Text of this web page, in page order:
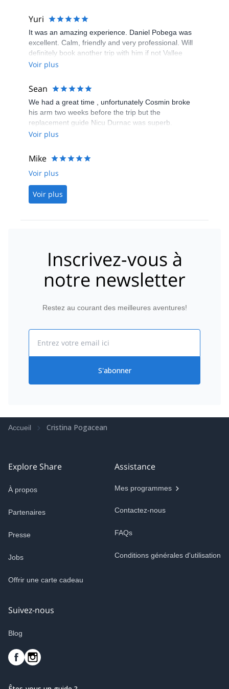
Yuri
It was an amazing experience. Daniel Pobega was
excellent. Calm, friendly and very professional. Will
definitely book another trip with him if not Vallee
Blanche but other future activities.
Voir plus
Sean
We had a great time , unfortunately Cosmin broke
his arm two weeks before the trip but the
replacement guide Nicu Durnac was superb.
Voir plus
Mike
Voir plus
Voir plus
Inscrivez-vous à
notre newsletter
Restez au courant des meilleures aventures!
S'abonner
Accueil Cristina Pogacean
Explore Share
À propos
Partenaires
Presse
Jobs
Offrir une carte cadeau
Assistance
Mes programmes
Contactez-nous
FAQs
Conditions générales d'utilisation
Suivez-nous
Blog